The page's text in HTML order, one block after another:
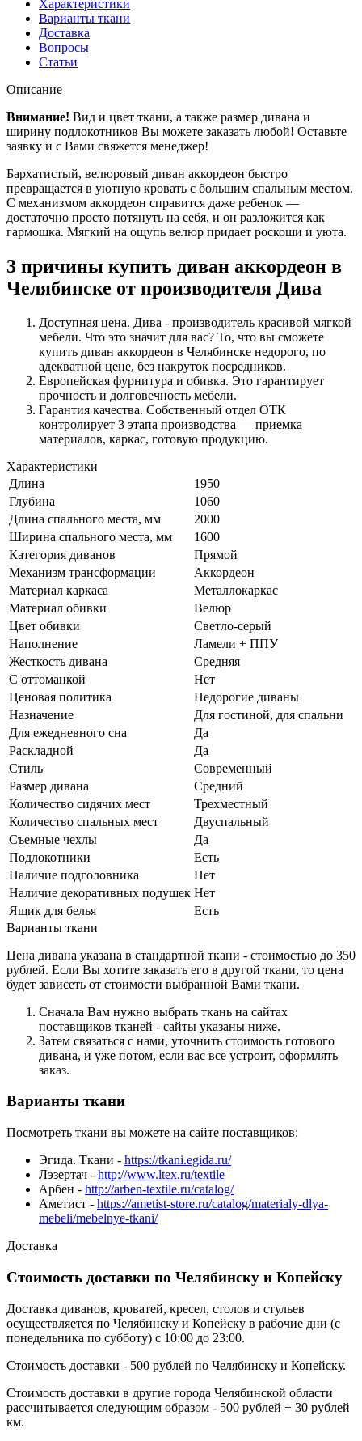
Характеристики
Варианты ткани
Доставка
Вопросы
Статьи
Описание
Внимание! Вид и цвет ткани, а также размер дивана и
ширину подлокотников Вы можете заказать любой! Оставьте
заявку и с Вами свяжется менеджер!
Бархатистый, велюровый диван аккордеон быстро
превращается в уютную кровать с большим спальным местом.
С механизмом аккордеон справится даже ребенок —
достаточно просто потянуть на себя, и он разложится как
гармошка. Мягкий на ощупь велюр придает роскоши и уюта.
3 причины купить диван аккордеон в
Челябинске от производителя Дива
Доступная цена. Дива - производитель красивой мягкой
мебели. Что это значит для вас? То, что вы сможете
купить диван аккордеон в Челябинске недорого, по
адекватной цене, без накруток посредников.
Европейская фурнитура и обивка. Это гарантирует
прочность и долговечность мебели.
Гарантия качества. Собственный отдел ОТК
контролирует 3 этапа производства — приемка
материалов, каркас, готовую продукцию.
Характеристики
Длина
1950
Глубина
1060
Длина спального места, мм
2000
Ширина спального места, мм
1600
Категория диванов
Прямой
Механизм трансформации
Аккордеон
Материал каркаса
Металлокаркас
Материал обивки
Велюр
Цвет обивки
Светло-серый
Наполнение
Ламели + ППУ
Жесткость дивана
Средняя
С оттоманкой
Нет
Ценовая политика
Недорогие диваны
Назначение
Для гостиной, для спальни
Для ежедневного сна
Да
Раскладной
Да
Стиль
Современный
Размер дивана
Средний
Количество сидячих мест
Трехместный
Количество спальных мест
Двуспальный
Съемные чехлы
Да
Подлокотники
Есть
Наличие подголовника
Нет
Наличие декоративных подушек Нет
Ящик для белья
Есть
Варианты ткани
Цена дивана указана в стандартной ткани - стоимостью до 350
рублей. Если Вы хотите заказать его в другой ткани, то цена
будет зависеть от стоимости выбранной Вами ткани.
Сначала Вам нужно выбрать ткань на сайтах
поставщиков тканей - сайты указаны ниже.
Затем связаться с нами, уточнить стоимость готового
дивана, и уже потом, если вас все устроит, оформлять
заказ.
Варианты ткани
Посмотреть ткани вы можете на сайте поставщиков:
Эгида. Ткани - https://tkani.egida.ru/
Лэзертач - http://www.ltex.ru/textile
Арбен - http://arben-textile.ru/catalog/
Аметист - https://ametist-store.ru/catalog/materialy-dlya-
mebeli/mebelnye-tkani/
Доставка
Стоимость доставки по Челябинску и Копейску
Доставка диванов, кроватей, кресел, столов и стульев
осуществляется по Челябинску и Копейску в рабочие дни (с
понедельника по субботу) с 10:00 до 23:00.
Стоимость доставки - 500 рублей по Челябинску и Копейску.
Стоимость доставки в другие города Челябинской области
рассчитывается следующим образом - 500 рублей + 30 рублей
км.